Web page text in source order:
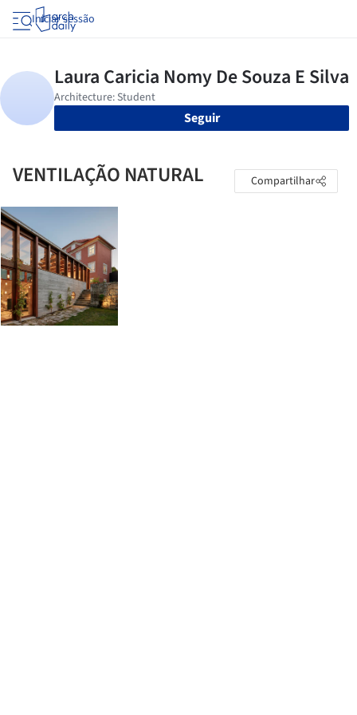
Iniciar sessão
Seguir
VENTILAÇÃO NATURAL Compartilhar